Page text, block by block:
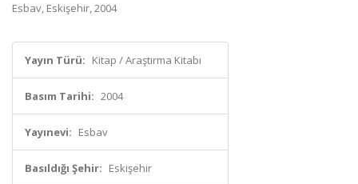
Esbav, Eskişehir, 2004
Yayın Türü: Kitap / Araştırma Kitabı
Basım Tarihi: 2004
Yayınevi: Esbav
Basıldığı Şehir: Eskişehir